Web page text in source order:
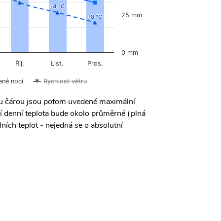
-4 °C
-4 °C
-8 °C
-8 °C
noci Rychlost větru
Říj. List. Pros.
0 mm
25 mm
čárou jsou potom uvedené maximální
teplota bude okolo průměrné (plná
teplot - nejedná se o absolutní